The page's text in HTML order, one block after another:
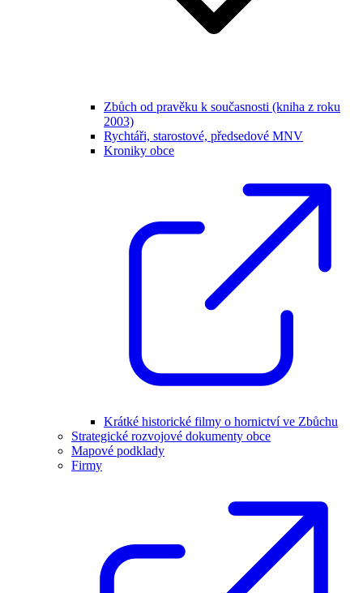
Zbůch od pravěku k současnosti (kniha z roku
2003)
Rychtáři, starostové, předsedové MNV
Kroniky obce
Krátké historické filmy o hornictví ve Zbůchu
Strategické rozvojové dokumenty obce
Mapové podklady
Firmy